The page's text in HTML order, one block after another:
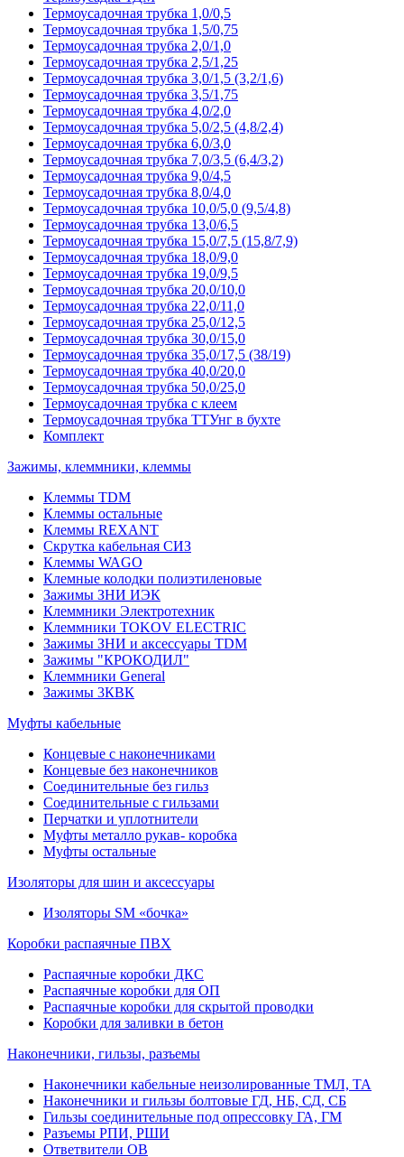
Термоусадочная трубка 1,0/0,5
Термоусадочная трубка 1,5/0,75
Термоусадочная трубка 2,0/1,0
Термоусадочная трубка 2,5/1,25
Термоусадочная трубка 3,0/1,5 (3,2/1,6)
Термоусадочная трубка 3,5/1,75
Термоусадочная трубка 4,0/2,0
Термоусадочная трубка 5,0/2,5 (4,8/2,4)
Термоусадочная трубка 6,0/3,0
Термоусадочная трубка 7,0/3,5 (6,4/3,2)
Термоусадочная трубка 9,0/4,5
Термоусадочная трубка 8,0/4,0
Термоусадочная трубка 10,0/5,0 (9,5/4,8)
Термоусадочная трубка 13,0/6,5
Термоусадочная трубка 15,0/7,5 (15,8/7,9)
Термоусадочная трубка 18,0/9,0
Термоусадочная трубка 19,0/9,5
Термоусадочная трубка 20,0/10,0
Термоусадочная трубка 22,0/11,0
Термоусадочная трубка 25,0/12,5
Термоусадочная трубка 30,0/15,0
Термоусадочная трубка 35,0/17,5 (38/19)
Термоусадочная трубка 40,0/20,0
Термоусадочная трубка 50,0/25,0
Термоусадочная трубка с клеем
Термоусадочная трубка ТТУнг в бухте
Комплект
Зажимы, клеммники, клеммы
Клеммы TDM
Клеммы остальные
Клеммы REXANT
Скрутка кабельная СИЗ
Клеммы WAGO
Клемные колодки полиэтиленовые
Зажимы ЗНИ ИЭК
Клеммники Электротехник
Клеммники TOKOV ELECTRIC
Зажимы ЗНИ и аксессуары TDM
Зажимы "КРОКОДИЛ"
Клеммники General
Зажимы 3КВК
Муфты кабельные
Концевые с наконечниками
Концевые без наконечников
Соединительные без гильз
Соединительные с гильзами
Перчатки и уплотнители
Муфты металло рукав- коробка
Муфты остальные
Изоляторы для шин и аксессуары
Изоляторы SM «бочка»
Коробки распаячные ПВХ
Распаячные коробки ДКС
Распаячные коробки для ОП
Распаячные коробки для скрытой проводки
Коробки для заливки в бетон
Наконечники, гильзы, разъемы
Наконечники кабельные неизолированные ТМЛ, ТА
Наконечники и гильзы болтовые ГД, НБ, СД, СБ
Гильзы соединительные под опрессовку ГА, ГМ
Разъемы РПИ, РШИ
Ответвители ОВ